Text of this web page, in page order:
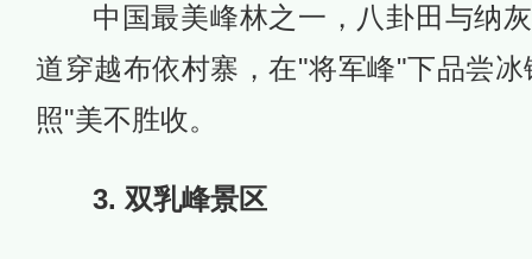
中国最美峰林之一，八卦田与纳
道穿越布依村寨，在"将军峰"下品尝
照"美不胜收。
3. 双乳峰景区